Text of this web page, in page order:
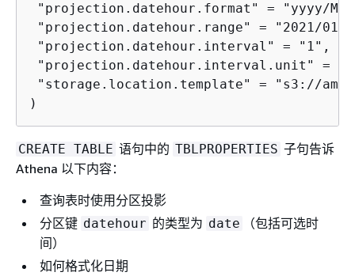
"projection.datehour.format" = "yyyy/
"projection.datehour.range" = "2021/01/
"projection.datehour.interval" = "1",
"projection.datehour.interval.unit" =
"storage.location.template" = "s3://
)
CREATE TABLE 语句中的 TBLPROPERTIES 子句告诉
Athena 以下内容：
查询表时使用分区投影
分区键 datehour 的类型为 date
（包括可选时
间）
如何格式化日期